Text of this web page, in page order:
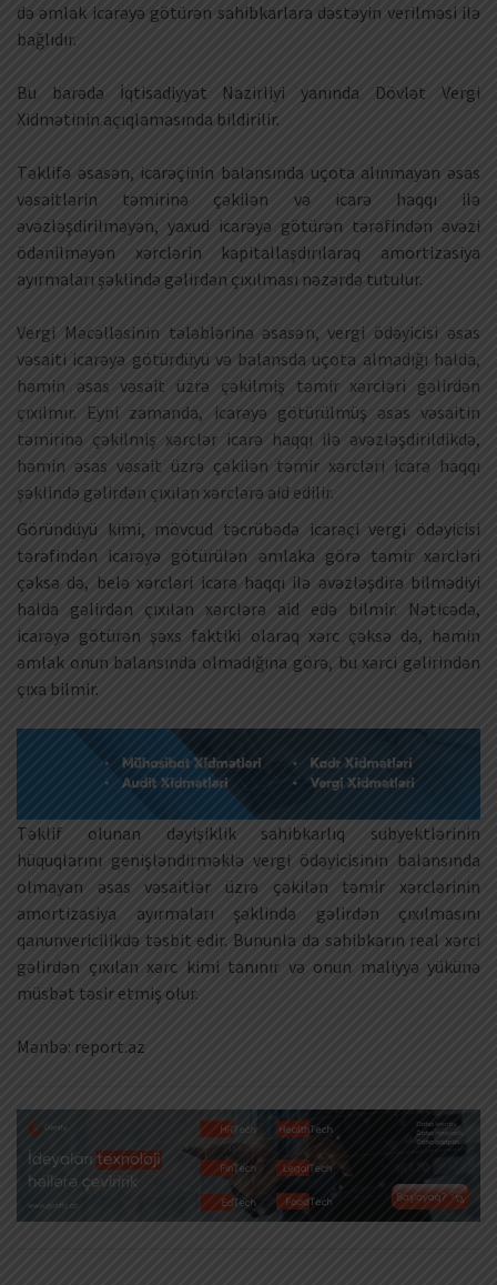
də əmlak icarəyə götürən sahibkarlara dəstəyin verilməsi ilə
bağlıdır.
Bu barədə İqtisadiyyat Nazirliyi yanında Dövlət Vergi
Xidmətinin açıqlamasında bildirilir.
Təklifə əsasən, icarəçinin balansında uçota alınmayan əsas
vəsaitlərin təmirinə çəkilən və icarə haqqı ilə
əvəzləşdirilməyən, yaxud icarəyə götürən tərəfindən əvəzi
ödənilməyən xərclərin kapitallaşdırılaraq amortizasiya
ayırmaları şəklində gəlirdən çıxılması nəzərdə tutulur.
Vergi Məcəlləsinin tələblərinə əsasən, vergi ödəyicisi əsas
vəsaiti icarəyə götürdüyü və balansda uçota almadığı halda,
həmin əsas vəsait üzrə çəkilmiş təmir xərcləri gəlirdən
çıxılmır. Eyni zamanda, icarəyə götürülmüş əsas vəsaitin
təmirinə çəkilmiş xərclər icarə haqqı ilə əvəzləşdirildikdə,
həmin əsas vəsait üzrə çəkilən təmir xərcləri icarə haqqı
şəklində gəlirdən çıxılan xərclərə aid edilir.
Göründüyü kimi, mövcud təcrübədə icarəçi vergi ödəyicisi
tərəfindən icarəyə götürülən əmlaka görə təmir xərcləri
çəksə də, belə xərcləri icarə haqqı ilə əvəzləşdirə bilmədiyi
halda gəlirdən çıxılan xərclərə aid edə bilmir. Nəticədə,
icarəyə götürən şəxs faktiki olaraq xərc çəksə də, həmin
əmlak onun balansında olmadığına görə, bu xərci gəlirindən
çıxa bilmir.
Təklif olunan dəyişiklik sahibkarlıq subyektlərinin
hüquqlarını genişləndirməklə vergi ödəyicisinin balansında
olmayan əsas vəsaitlər üzrə çəkilən təmir xərclərinin
amortizasiya ayırmaları şəklində gəlirdən çıxılmasını
qanunvericilikdə təsbit edir. Bununla da sahibkarın real xərci
gəlirdən çıxılan xərc kimi tanınır və onun maliyyə yükünə
müsbət təsir etmiş olur.
Mənbə: report.az